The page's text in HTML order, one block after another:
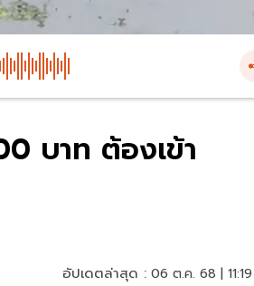
บาท ต้องเข้า
อัปเดตล่าสุด : 06 ต.ค. 68 |